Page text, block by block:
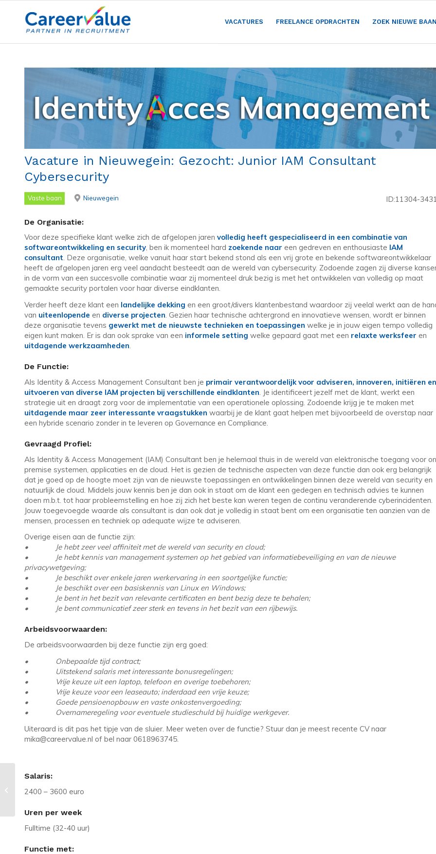
VACATURES FREELANCE OPDRACHTEN ZOEK NIEUWE BAAN
Vacature in Nieuwegein: Gezocht: Junior IAM Consultant
Cybersecurity
Vaste baan Nieuwegein ID:11304-
De Organisatie:
Voor deze specifieke klant welke zich de afgelopen jaren volledig heeft gespecialiseerd in een combinatie van
softwareontwikkeling en security, ben ik momenteel hard zoekende naar een gedreven en enthousiaste IAM
consultant. Deze organisatie, welke vanuit haar start bekend stond als een vrij grote en bekende softwareontwikkelaar
heeft de afgelopen jaren erg veel aandacht besteedt aan de wereld van cybersecurity. Zodoende zagen zij diverse
in de vorm van een succesvolle combinatie waar zij momenteel druk bezig is met het ontwikkelen van volledig op maat
gemaakte security portalen voor haar diverse eindklanten.
Verder heeft deze klant een landelijke dekking en een groot/divers klantenbestand waardoor zij veelal werkt aan de
van uiteenlopende en diverse projecten. Gezien haar technische achtergrond en innovatieve wensen, wordt er binnen
deze organisatie tevens gewerkt met de nieuwste technieken en toepassingen welke je in jouw eigen tempo volledig
eigen kunt maken. Er is dan ook sprake van een informele setting welke gepaard gaat met een relaxte werksfeer en
uitdagende werkzaamheden.
De Functie:
Als Identity & Access Management Consultant ben je primair verantwoordelijk voor adviseren, innoveren, initiëren en
uitvoeren van diverse IAM projecten bij verschillende eindklanten. Je identificeert jezelf met de klant, werkt een
strategie uit en draagt zorg voor de implementatie van een operationele oplossing. Zodoende krijg je te maken met
uitdagende maar zeer interessante vraagstukken waarbij je de klant gaat helpen met bijvoorbeeld de overstap naar
een hybride scenario zonder in te leveren op Governance en Compliance.
Gevraagd Profiel:
Als Identity & Access Management (IAM) Consultant ben je helemaal thuis in de wereld van elektronische toegang voor
premise systemen, applicaties en de cloud. Het is gezien de technische aspecten van deze functie dan ook erg belangrijk
dat je goed op de hoogte moet zijn van de nieuwste toepassingen en ontwikkelingen binnen deze wereld van security en
natuurlijk de cloud. Middels jouw kennis ben je dan ook in staat om de klant een gedegen en technisch advies te kunnen
doen m.b.t. tot haar probleemstelling en hoe zij zich het beste kan weren tegen de continu veranderende cyberincidenten.
Jouw toegevoegde waarde als consultant is dan ook dat je volledig in staat bent om een organisatie ten aanzien van de
mensen, processen en techniek op adequate wijze te adviseren.
Overige eisen aan de functie zijn:
• Je hebt zeer veel affiniteit met de wereld van security en cloud;
• Je hebt kennis van management systemen op het gebied van informatiebeveiliging en van de nieuwe
privacywetgeving;
• Je beschikt over enkele jaren werkervaring in een soortgelijke functie;
• Je beschikt over een basiskennis van Linux en Windows;
• Je bent in het bezit van relevante certificaten en bent bezig deze te behalen;
• Je bent communicatief zeer sterk en tevens in het bezit van een rijbewijs.
Arbeidsvoorwaarden:
De arbeidsvoorwaarden bij deze functie zijn erg goed:
• Onbepaalde tijd contract;
• Uitstekend salaris met interessante bonusregelingen;
• Vrije keuze uit een laptop, telefoon en overige toebehoren;
• Vrije keuze voor een leaseauto; inderdaad een vrije keuze;
• Goede pensioenopbouw en vaste onkostenvergoeding;
• Overnameregeling voor eventuele studieschuld bij huidige werkgever.
Uiteraard is dit pas het tipje van de sluier. Meer weten over de functie? Stuur dan je meest recente CV naar
mika@careervalue.nl of bel naar 0618963745.
Salaris:
2400 – 3600 euro
Uren per week
Fulltime (32-40 uur)
Functie met:
Vacature in Veenendaal: Gezocht:
DevOps / Linux engineer voor